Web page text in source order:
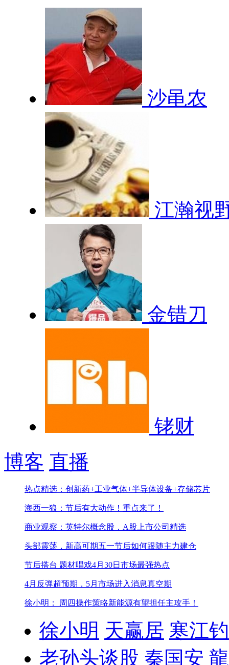
沙黾农
江瀚视
金错刀
铑财
博客 直播
热点精选：创新药+工业气体+半导体设备+存储芯片
海西一狼：节后有大动作！重点来了！
商业观察：英特尔概念股，A股上市公司精选
头部震荡，新高可期五一节后如何跟随主力建仓
节后搭台 题材唱戏4月30日市场最强热点
4月反弹超预期，5月市场进入消息真空期
徐小明： 周四操作策略新能源有望担任主攻手！
徐小明 天赢居 寒江
老孙头谈股 秦国安